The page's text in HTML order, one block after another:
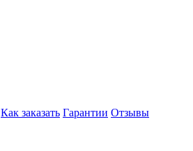
Как заказать Гарантии Отзывы